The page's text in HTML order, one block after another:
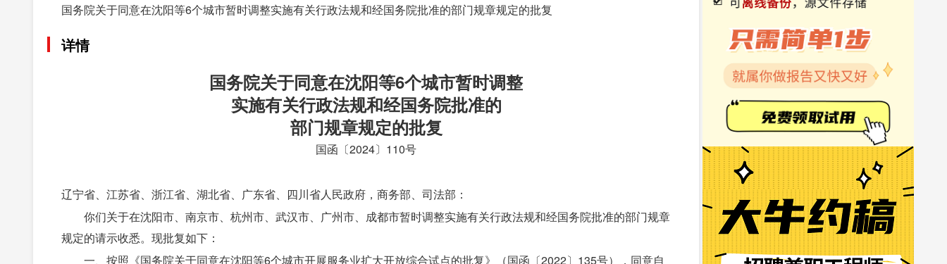
国务院关于同意在沈阳等6个城市暂时调整实施有关行政法规和经国务院批准的部门规章规定的批复
详情
国务院关于同意在沈阳等6个城市暂时调整
实施有关行政法规和经国务院批准的
部门规章规定的批复
国函〔2024〕110号
辽宁省、江苏省、浙江省、湖北省、广东省、四川省人民政府，商务部、司法部：
你们关于在沈阳市、南京市、杭州市、武汉市、广州市、成都市暂时调整实施有关行政法规和经国务院批准的部门规章
规定的请示收悉。现批复如下：
一、按照《国务院关于同意在沈阳等6个城市开展服务业扩大开放综合试点的批复》（国函〔2022〕135号），同意自